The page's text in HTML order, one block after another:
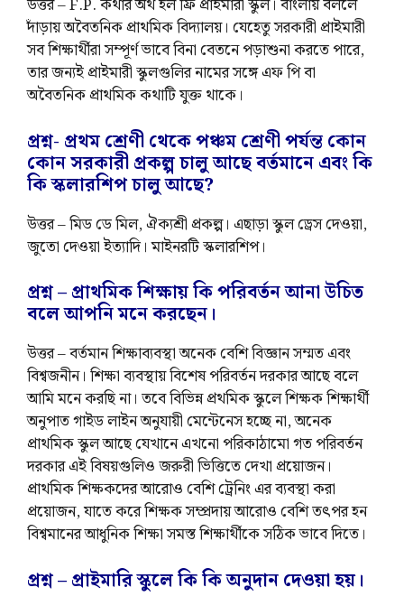
উত্তর – F.P. কথার অর্থ হল ফ্রি প্রাইমারী স্কুল। বাংলায় বললে
দাঁড়ায় অবৈতনিক প্রাথমিক বিদ্যালয়। যেহেতু সরকারী প্রাইমারী
সব শিক্ষার্থীরা সম্পূর্ণ ভাবে বিনা বেতনে পড়াশুনা করতে পারে,
তার জন্যই প্রাইমারী স্কুলগুলির নামের সঙ্গে এফ পি বা
অবৈতনিক প্রাথমিক কথাটি যুক্ত থাকে।
প্রশ্ন- প্রথম শ্রেণী থেকে পঞ্চম শ্রেণী পর্যন্ত কোন
কোন সরকারী প্রকল্প চালু আছে বর্তমানে এবং কি
কি স্কলারশিপ চালু আছে?
উত্তর – মিড ডে মিল, ঐক্যশ্রী প্রকল্প। এছাড়া স্কুল ড্রেস দেওয়া,
জুতো দেওয়া ইত্যাদি। মাইনরটি স্কলারশিপ।
প্রশ্ন – প্রাথমিক শিক্ষায় কি পরিবর্তন আনা উচিত
বলে আপনি মনে করছেন।
উত্তর – বর্তমান শিক্ষাব্যবস্থা অনেক বেশি বিজ্ঞান সম্মত এবং
বিশ্বজনীন। শিক্ষা ব্যবস্থায় বিশেষ পরিবর্তন দরকার আছে বলে
আমি মনে করছি না। তবে বিভিন্ন প্রথমিক স্কুলে শিক্ষক শিক্ষার্থী
অনুপাত গাইড লাইন অনুযায়ী মেন্টেনেস হচ্ছে না, অনেক
প্রাথমিক স্কুল আছে যেখানে এখনো পরিকাঠামো গত পরিবর্তন
দরকার এই বিষয়গুলিও জরুরী ভিত্তিতে দেখা প্রয়োজন।
প্রাথমিক শিক্ষকদের আরোও বেশি ট্রেনিং এর ব্যবস্থা করা
প্রয়োজন, যাতে করে শিক্ষক সম্প্রদায় আরোও বেশি তৎপর হন
বিশ্বমানের আধুনিক শিক্ষা সমস্ত শিক্ষার্থীকে সঠিক ভাবে দিতে।
প্রশ্ন – প্রাইমারি স্কুলে কি কি অনুদান দেওয়া হয়।